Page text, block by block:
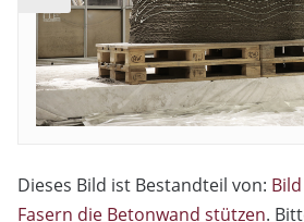
Dieses Bild ist Bestandteil von:
Fasern die Betonwand stützen.